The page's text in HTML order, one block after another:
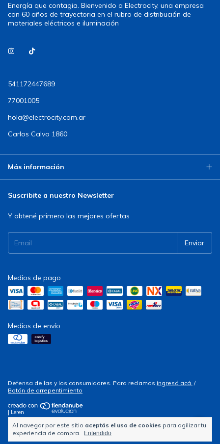
Al navegar por este sitio aceptás el uso de cookies para agilizar tu
experiencia de compra.
Entendido
Energía que contagia. Bienvenido a Electrocity, una empresa
con 60 años de trayectoria en el rubro de distribución de
materiales eléctricos e iluminación
541172447689
77001005
hola@electrocity.com.ar
Carlos Calvo 1860
Más información
Suscribite a nuestro Newsletter
Y obtené primero las mejores ofertas
Medios de pago
Medios de envío
Defensa de las y los consumidores. Para reclamos ingresá acá. /
Botón de arrepentimiento
| Leren
Copyright Electrocity - 2026. Todos los derechos reservados.